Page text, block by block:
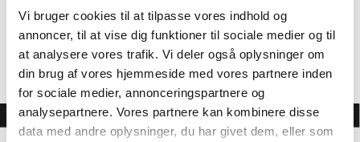
Vi bruger cookies til at tilpasse vores indhold og
annoncer, til at vise dig funktioner til sociale medier og til
at analysere vores trafik. Vi deler også oplysninger om
din brug af vores hjemmeside med vores partnere inden
for sociale medier, annonceringspartnere og
analysepartnere. Vores partnere kan kombinere disse
data med andre oplysninger, du har givet dem, eller som
TELEFON
+45 3817 7407